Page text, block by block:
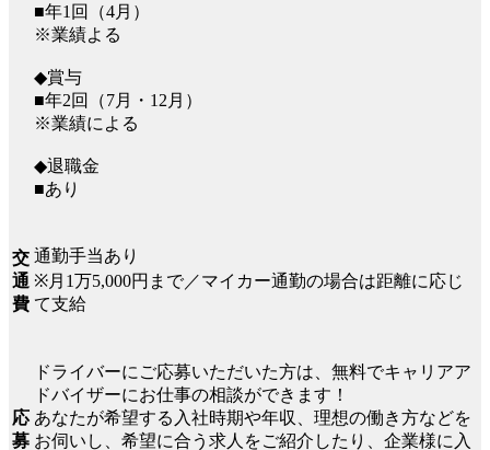
■年1回（4月）
※業績よる
◆賞与
■年2回（7月・12月）
※業績による
◆退職金
■あり
交
通
費
通勤手当あり
※月1万5,000円まで／マイカー通勤の場合は距離に応じ
て支給
応
募
ドライバーにご応募いただいた方は、無料でキャリアア
ドバイザーにお仕事の相談ができます！
あなたが希望する入社時期や年収、理想の働き方などを
お伺いし、希望に合う求人をご紹介したり、企業様に入